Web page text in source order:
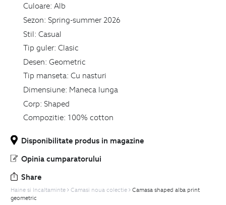
Culoare: Alb
Sezon: Spring-summer 2026
Stil: Casual
Tip guler: Clasic
Desen: Geometric
Tip manseta: Cu nasturi
Dimensiune: Maneca lunga
Corp: Shaped
Compozitie: 100% cotton
Disponibilitate produs in magazine
Opinia cumparatorului
Share
Haine si Incaltaminte Camasi noua colectie
Camasa shaped alba print
geometric